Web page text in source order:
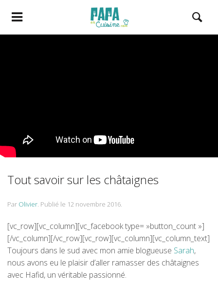
Tout savoir sur les châtaignes
Par Olivier. Publié le 12 novembre 2016.
[vc_row][vc_column][vc_facebook type= »button_count »]
[/vc_column][/vc_row][vc_row][vc_column][vc_column_text]
Toujours dans le sud avec mon amie blogueuse Sarah,
nous avons eu le plaisir d’aller ramasser des châtaignes
avec Hafid, un véritable passionné.